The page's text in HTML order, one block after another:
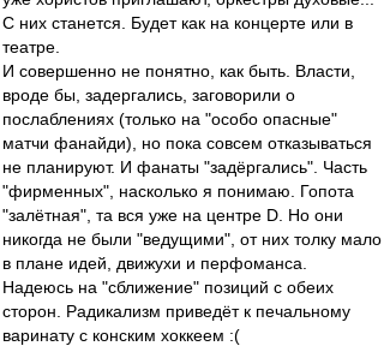
С них станется. Будет как на концерте или в
театре.
И совершенно не понятно, как быть. Власти,
вроде бы, задергались, заговорили о
послаблениях (только на "особо опасные"
матчи фанайди), но пока совсем отказываться
не планируют. И фанаты "задёргались". Часть
"фирменных", насколько я понимаю. Гопота
"залётная", та вся уже на центре D. Но они
никогда не были "ведущими", от них толку мало
в плане идей, движухи и перфоманса.
Надеюсь на "сближение" позиций с обеих
сторон. Радикализм приведёт к печальному
варинату с конским хоккеем :(